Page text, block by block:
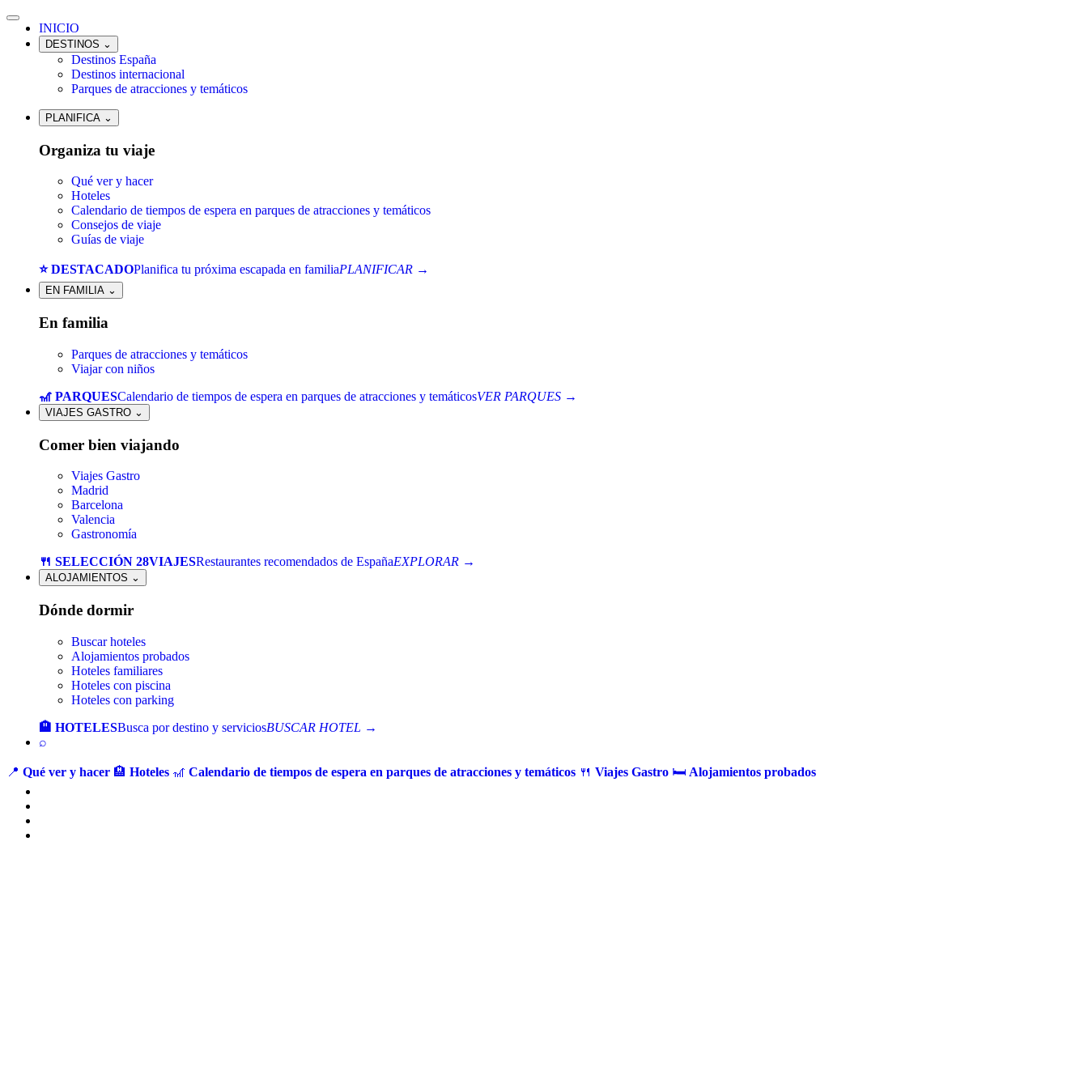
INICIO
DESTINOS ⌄
Destinos España
Destinos internacional
Parques de atracciones y temáticos
PLANIFICA ⌄
Organiza tu viaje
Qué ver y hacer
Hoteles
Calendario de tiempos de espera en parques de atracciones y temáticos
Consejos de viaje
Guías de viaje
⭐ DESTACADOPlanifica tu próxima escapada en familiaPLANIFICAR →
EN FAMILIA ⌄
En familia
Parques de atracciones y temáticos
Viajar con niños
🎢 PARQUESCalendario de tiempos de espera en parques de atracciones y temáticosVER PARQUES →
VIAJES GASTRO ⌄
Comer bien viajando
Viajes Gastro
Madrid
Barcelona
Valencia
Gastronomía
🍴 SELECCIÓN 28VIAJESRestaurantes recomendados de EspañaEXPLORAR →
ALOJAMIENTOS ⌄
Dónde dormir
Buscar hoteles
Alojamientos probados
Hoteles familiares
Hoteles con piscina
Hoteles con parking
🏨 HOTELESBusca por destino y serviciosBUSCAR HOTEL →
⌕
📍 Qué ver y hacer 🏨 Hoteles 🎢 Calendario de tiempos de espera en parques de atracciones y temáticos 🍴 Viajes Gastro 🛏️ Alojamientos probados
contenido